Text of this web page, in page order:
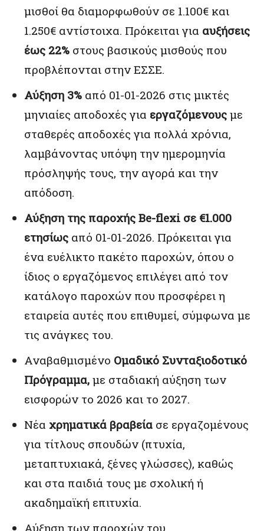
μισθοί θα διαμορφωθούν σε 1.100€ και
1.250€ αντίστοιχα. Πρόκειται για αυξήσεις
έως 22% στους βασικούς μισθούς που
προβλέπονται στην ΕΣΣΕ.
Αύξηση 3% από 01-01-2026 στις μικτές
μηνιαίες αποδοχές για εργαζόμενους με
σταθερές αποδοχές για πολλά χρόνια,
λαμβάνοντας υπόψη την ημερομηνία
πρόσληψής τους, την αγορά και την
απόδοση.
Αύξηση της παροχής Be-flexi σε €1.000
ετησίως από 01-01-2026. Πρόκειται για
ένα ευέλικτο πακέτο παροχών, όπου ο
ίδιος ο εργαζόμενος επιλέγει από τον
κατάλογο παροχών που προσφέρει η
εταιρεία αυτές που επιθυμεί, σύμφωνα με
τις ανάγκες του.
Αναβαθμισμένο Ομαδικό Συνταξιοδοτικό
Πρόγραμμα, με σταδιακή αύξηση των
εισφορών το 2026 και το 2027.
Νέα χρηματικά βραβεία σε εργαζομένους
για τίτλους σπουδών (πτυχία,
μεταπτυχιακά, ξένες γλώσσες), καθώς
και στα παιδιά τους με σχολική ή
ακαδημαϊκή επιτυχία.
Αύξηση των παροχών του